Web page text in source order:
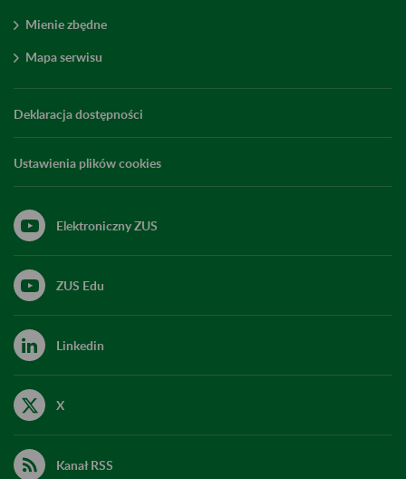
Mienie zbędne
Mapa serwisu
Deklaracja dostępności
Ustawienia plików cookies
Elektroniczny ZUS
ZUS Edu
Linkedin
X
Kanał RSS